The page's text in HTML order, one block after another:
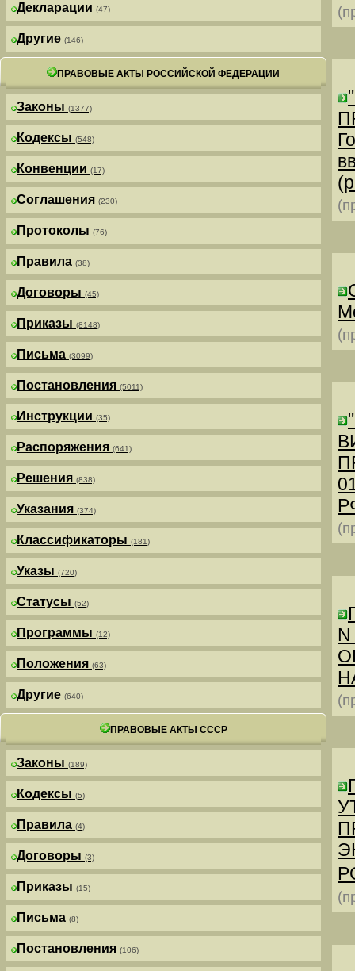
Декларации (47)
Другие (146)
ПРАВОВЫЕ АКТЫ РОССИЙСКОЙ ФЕДЕРАЦИИ
Законы (1377)
Кодексы (548)
Конвенции (17)
Соглашения (230)
Протоколы (76)
Правила (38)
Договоры (45)
Приказы (8148)
Письма (3099)
Постановления (5011)
Инструкции (35)
Распоряжения (641)
Решения (838)
Указания (374)
Классификаторы (181)
Указы (720)
Статусы (52)
Программы (12)
Положения (63)
Другие (640)
ПРАВОВЫЕ АКТЫ СССР
Законы (189)
Кодексы (5)
Правила (4)
Договоры (3)
Приказы (15)
Письма (8)
Постановления (106)